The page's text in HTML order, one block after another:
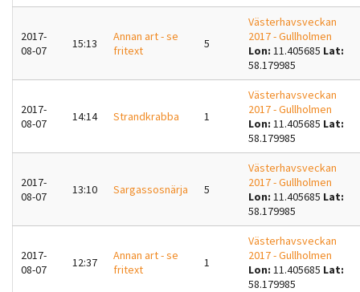
2017-
08-07
15:13
Annan art - se
fritext
5
Västerhavsveckan
2017 - Gullholmen
Lon: 11.405685 Lat:
58.179985
2017-
08-07
14:14 Strandkrabba 1
Västerhavsveckan
2017 - Gullholmen
Lon: 11.405685 Lat:
58.179985
2017-
08-07
13:10 Sargassosnärja 5
Västerhavsveckan
2017 - Gullholmen
Lon: 11.405685 Lat:
58.179985
2017-
08-07
12:37
Annan art - se
fritext
1
Västerhavsveckan
2017 - Gullholmen
Lon: 11.405685 Lat:
58.179985